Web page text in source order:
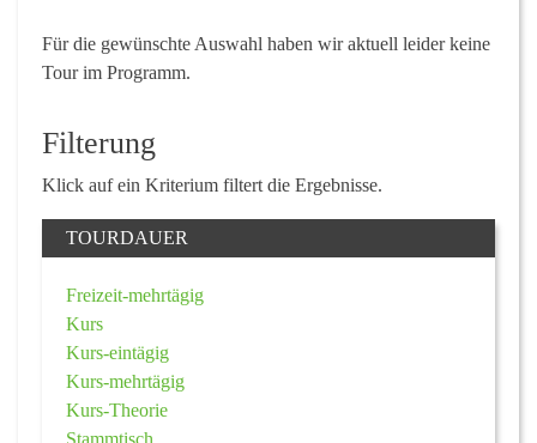
Für die gewünschte Auswahl haben wir aktuell leider keine
Tour im Programm.
Filterung
Klick auf ein Kriterium filtert die Ergebnisse.
TOURDAUER
Freizeit-mehrtägig
Kurs
Kurs-eintägig
Kurs-mehrtägig
Kurs-Theorie
Stammtisch